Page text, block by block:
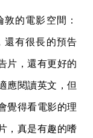
的電影空間：
還有很長的預告
片，還有更好的
應閱讀英文，但
覺得看電影的理
，真是有趣的嗜